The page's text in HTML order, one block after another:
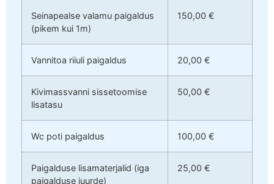
Seinapealse valamu paigaldus
(pikem kui 1m)
150,00 €
Vannitoa riiuli paigaldus 20,00 €
Kivimassvanni sissetoomise
lisatasu
50,00 €
Wc poti paigaldus 100,00 €
Paigalduse lisamaterjalid (iga
paigalduse juurde)
25,00 €